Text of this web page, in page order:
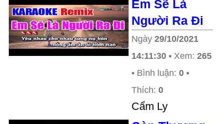
Em Sẽ Là
Người Ra Đi
Ngày 29/10/2021
14:11:30 • Xem: 265
• Bình luận: 0 •
Thích: 0
Cẩm Ly